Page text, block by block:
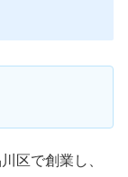
区で創業し、